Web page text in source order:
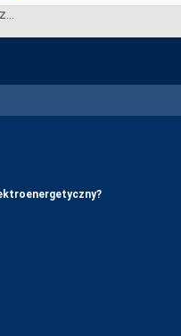
Aktualizacja Technicznych Standardów Systemów Informacyjnych (TSSI)